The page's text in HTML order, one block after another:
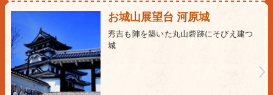
お城山展望台 河原城
秀吉も陣を築いた丸山砦跡にそびえ建つ
城